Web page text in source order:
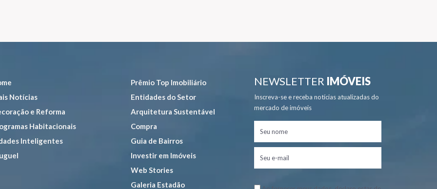
Notícias
e Reforma
Habitacionais
Inteligentes
Prêmio Top Imobiliário
Entidades do Setor
Arquitetura Sustentável
Compra
Guia de Bairros
Investir em Imóveis
Web Stories
Galeria Estadão
NEWSLETTER IMÓVEIS
Inscreva-se e receba notícias atualizadas do
mercado de imóveis